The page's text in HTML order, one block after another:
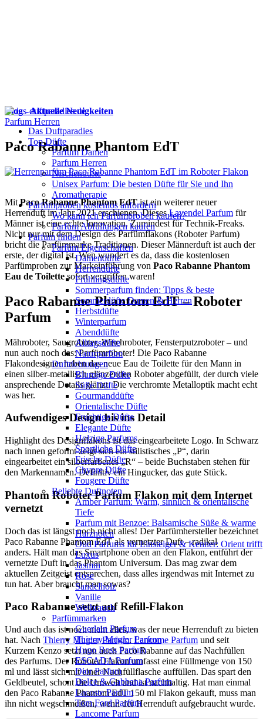
Das Duftparadies
Top Düfte
Parfum Damen
Parfum Herren
Nischendüfte
Unisex Parfum: Die besten Düfte für Sie und Ihn
Aromatherapie
Parfümproben kostenlos anfordern
Wo kann ich Parfümproben kaufen?
Parfüm Abfüllungen kaufen
Parfum finden
Parfüm Eigenschaften
Damendüfte
Herrendüfte
Frühlingsdüfte
Sommerparfum finden: Tipps & beste
Sommerdüfte Damen & Herren
Herbstdüfte
Winterparfum
Abenddüfte
Alltagsdüfte
Naturparfüm
Duftrichtungen
Blumige Düfte
Süße Düfte
Gourmanddüfte
Orientalische Düfte
Fruchtige Düfte
Elegante Düfte
Holzige Parfums
Sportliche Düfte
Frische Düfte
Chypre Düfte
Fougere Düfte
Beliebte Duftnoten
Amber Parfum: Warm, sinnlich & orientalische
Tiefe
Parfum mit Benzoe: Balsamische Süße & warme
Harznoten
Oud Parfums für Einsteiger & Kenner: Orient trifft
Luxus
Jasmin
Rose
Sandelholz
Vanille
Weihrauch
Parfümmarken
Guerlain Parfum
Thierry Mugler Parfum
Hugo Boss Parfum
ESCADA Parfum
Dior Parfum
Dolce & Gabbana Parfum
Lacoste Parfum
Tom Ford Parfüm
Lancome Parfum
Blog - Aktuelle Neuigkeiten
Parfum Herren
Paco Rabanne Phantom EdT
MitPaco Rabanne Phantom EdTist ein weiterer neuer
Herrenduft im Jahr 2021 erschienen. DiesesLavendel Parfum für
Männer ist eine echte Innovation. Zumindest für Technik-Freaks.
Nicht nur mit dem Design des Parfümflakons (Roboter Parfum)
bricht die Parfümmarke Traditionen. Dieser Männerduft ist auch der
erste, der digital ist. Wen wundert es da, dass die kostenlosen
Parfümproben zur Markeinführung von Paco Rabanne Phantom
Eau de Toilettesofort vergriffen waren!
Paco Rabanne Phantom EdT – Roboter
Parfum
Mähroboter, Saugroboter, Wischroboter, Fensterputzroboter – und
nun auch noch das: Parfümroboter! Die Paco Rabanne
Flakondesigner haben das neue Eau de Toilette für den Mann in
einen silber-metallisch glänzenden Roboter abgefüllt, der durch viele
ansprechende Details glänzt. Die verchromte Metalloptik macht echt
was her.
Aufwendiges Design bis ins Detail
Highlight des Designflakons ist das eingearbeitete Logo. In Schwarz
nach innen geformt zeigt sich ein stilistisches „P“, darin
eingearbeitet ein silberfarbenes „R“ – beide Buchstaben stehen für
den Markennamen. Definitiv ein Hingucker, das gute Stück.
Phantom Roboter Parfum Flakon mit dem Internet
vernetzt
Doch das ist längst noch nicht alles! Der Parfümhersteller bezeichnet
Paco Rabanne Phantom EdT als vernetzter Duft – radikal
anders. Hält man das Smartphone oben an den Flakon, entführt der
vernetzte Duft in das Phantom Universum. Das mag zwar dem
aktuellen Zeitgeist entsprechen, dass alles irgendwas mit Internet zu
tun hat. Aber braucht man sowas?
Paco Rabanne setzt auf Refill-Flakon
Und auch das ist noch nicht alles, was der neue Herrenduft zu bieten
hat. Nach Thierry Mugler Parfum,Lancome Parfum und seit
Kurzem Kenzo setzt nun auch Paco Rabanne auf das Nachfüllen
des Parfums. Der Roboter Flakon umfasst eine Füllmenge von 150
ml und lässt sich mit einer Nachfüllflasche auffüllen. Das spart den
Geldbeutel, schont die Umwelt und ist nachhaltig. Hat man einmal
den Paco Rabanne Phantom EdT 150 ml Flakon gekauft, muss man
ihn nicht wegschmeißen, wenn der Herrenduft aufgebraucht wurde.